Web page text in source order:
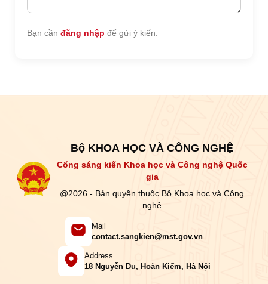
Bạn cần đăng nhập để gửi ý kiến.
Bộ KHOA HỌC VÀ CÔNG NGHỆ
Cổng sáng kiến Khoa học và Công nghệ Quốc
gia
@2026 - Bản quyền thuộc Bộ Khoa học và Công
nghệ
Mail
contact.sangkien@mst.gov.vn
Address
18 Nguyễn Du, Hoàn Kiếm, Hà Nội